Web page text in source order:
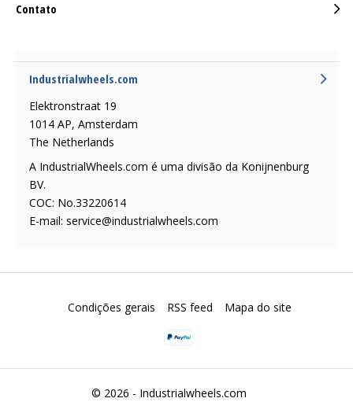
Contato
Industrialwheels.com
Elektronstraat 19
1014 AP, Amsterdam
The Netherlands
A IndustrialWheels.com é uma divisão da Konijnenburg
BV.
COC: No.33220614
E-mail: service@industrialwheels.com
© 2026 - Industrialwheels.com
Condições gerais RSS feed Mapa do site